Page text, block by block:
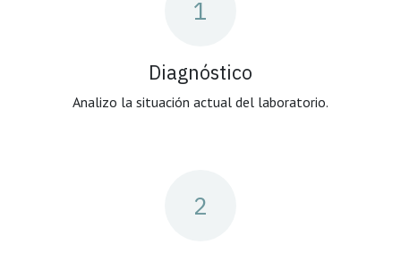
1
Diagnóstico
Analizo la situación actual del laboratorio.
2